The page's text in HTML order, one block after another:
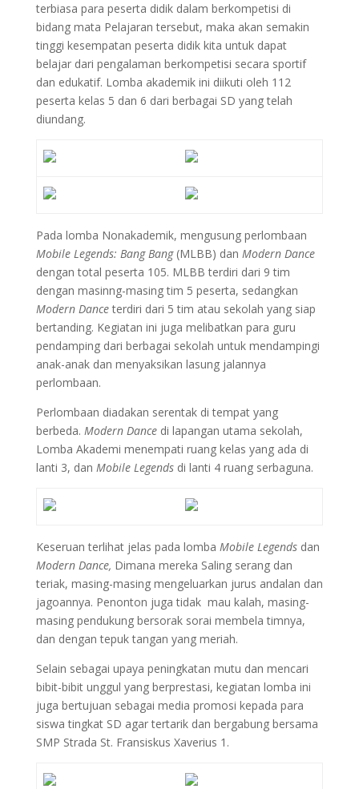
terbiasa para peserta didik dalam berkompetisi di
bidang mata Pelajaran tersebut, maka akan semakin
tinggi kesempatan peserta didik kita untuk dapat
belajar dari pengalaman berkompetisi secara sportif
dan edukatif. Lomba akademik ini diikuti oleh 112
peserta kelas 5 dan 6 dari berbagai SD yang telah
diundang.
Pada lomba Nonakademik, mengusung perlombaan
Mobile Legends: Bang Bang(MLBB) dan Modern Dance
dengan total peserta 105. MLBB terdiri dari 9 tim
dengan masinng-masing tim 5 peserta, sedangkan
Modern Danceterdiri dari 5 tim atau sekolah yang siap
bertanding. Kegiatan ini juga melibatkan para guru
pendamping dari berbagai sekolah untuk mendampingi
anak-anak dan menyaksikan lasung jalannya
perlombaan.
Perlombaan diadakan serentak di tempat yang
berbeda. Modern Dancedi lapangan utama sekolah,
Lomba Akademi menempati ruang kelas yang ada di
lanti 3, dan Mobile Legendsdi lanti 4 ruang serbaguna.
Keseruan terlihat jelas pada lomba Mobile Legendsdan
Modern Dance, Dimana mereka Saling serang dan
teriak, masing-masing mengeluarkan jurus andalan dan
jagoannya. Penonton juga tidak mau kalah, masing-
masing pendukung bersorak sorai membela timnya,
dan dengan tepuk tangan yang meriah.
Selain sebagai upaya peningkatan mutu dan mencari
bibit-bibit unggul yang berprestasi, kegiatan lomba ini
juga bertujuan sebagai media promosi kepada para
siswa tingkat SD agar tertarik dan bergabung bersama
SMP Strada St. Fransiskus Xaverius 1.